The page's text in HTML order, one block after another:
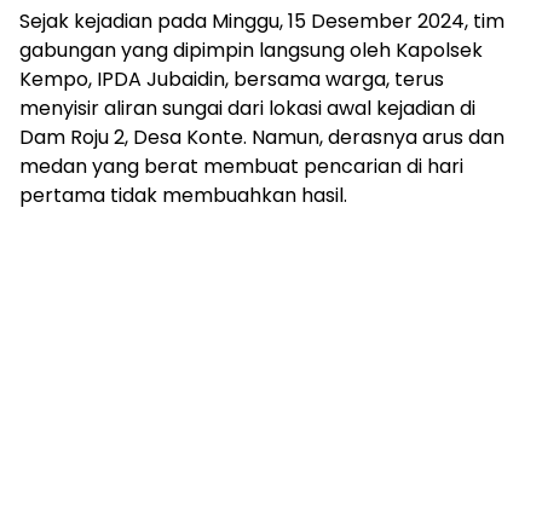
Sejak kejadian pada Minggu, 15 Desember 2024, tim
gabungan yang dipimpin langsung oleh Kapolsek
Kempo, IPDA Jubaidin, bersama warga, terus
menyisir aliran sungai dari lokasi awal kejadian di
Dam Roju 2, Desa Konte. Namun, derasnya arus dan
medan yang berat membuat pencarian di hari
pertama tidak membuahkan hasil.